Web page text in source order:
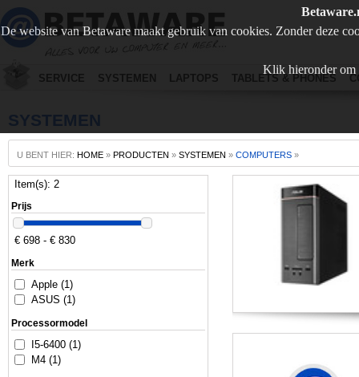
De website van Betaware maakt gebruik van cookies. Zonder deze
Klik hieronder om
SERVICE SYSTEMEN LAPTOPS TABLETS & PHONES
SYSTEMEN
U BENT HIER: HOME » PRODUCTEN » SYSTEMEN » COMPUTERS »
Item(s): 2
Prijs
€ 698 - € 830
Merk
Apple (1)
ASUS (1)
Processormodel
I5-6400 (1)
M4 (1)